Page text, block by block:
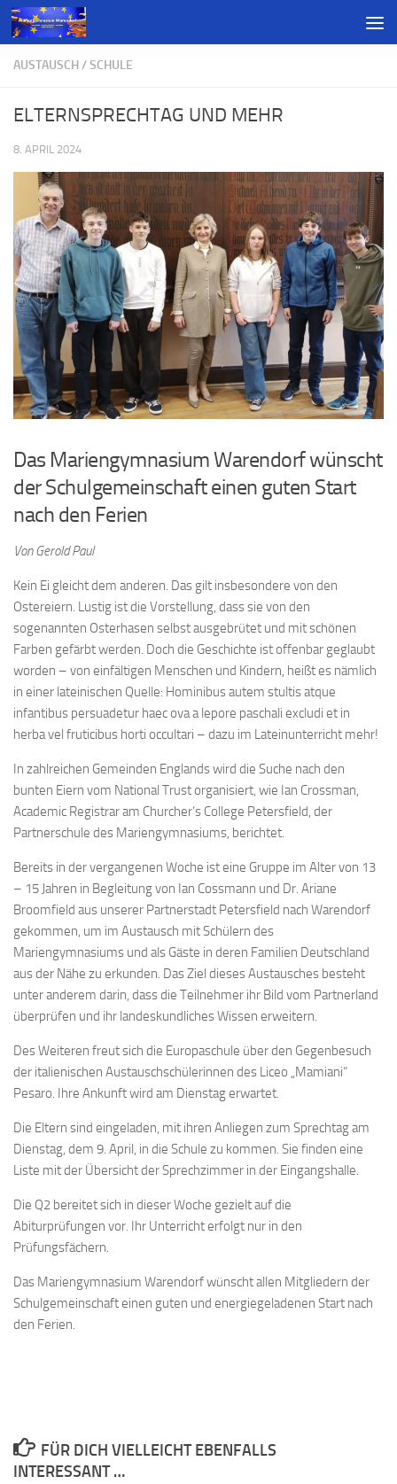
AUSTAUSCH/SCHULE
ELTERNSPRECHTAG UND MEHR
8. APRIL 2024
Das Mariengymnasium Warendorf wünscht
der Schulgemeinschaft einen guten Start
nach den Ferien
Von Gerold Paul
Kein Ei gleicht dem anderen. Das gilt insbesondere von den
Ostereiern. Lustig ist die Vorstellung, dass sie von den
sogenannten Osterhasen selbst ausgebrütet und mit schönen
Farben gefärbt werden. Doch die Geschichte ist offenbar geglaubt
worden – von einfältigen Menschen und Kindern, heißt es nämlich
in einer lateinischen Quelle: Hominibus autem stultis atque
infantibus persuadetur haec ova a lepore paschali excludi et in
herba vel fruticibus horti occultari – dazu im Lateinunterricht mehr!
In zahlreichen Gemeinden Englands wird die Suche nach den
bunten Eiern vom National Trust organisiert, wie Ian Crossman,
Academic Registrar am Churcher’s College Petersfield, der
Partnerschule des Mariengymnasiums, berichtet.
Bereits in der vergangenen Woche ist eine Gruppe im Alter von 13
– 15 Jahren in Begleitung von Ian Cossmann und Dr. Ariane
Broomfield aus unserer Partnerstadt Petersfield nach Warendorf
gekommen, um im Austausch mit Schülern des
Mariengymnasiums und als Gäste in deren Familien Deutschland
aus der Nähe zu erkunden. Das Ziel dieses Austausches besteht
unter anderem darin, dass die Teilnehmer ihr Bild vom Partnerland
überprüfen und ihr landeskundliches Wissen erweitern.
Des Weiteren freut sich die Europaschule über den Gegenbesuch
der italienischen Austauschschülerinnen des Liceo „Mamiani“
Pesaro. Ihre Ankunft wird am Dienstag erwartet.
Die Eltern sind eingeladen, mit ihren Anliegen zum Sprechtag am
Dienstag, dem 9. April, in die Schule zu kommen. Sie finden eine
Liste mit der Übersicht der Sprechzimmer in der Eingangshalle.
Die Q2 bereitet sich in dieser Woche gezielt auf die
Abiturprüfungen vor. Ihr Unterricht erfolgt nur in den
Prüfungsfächern.
Das Mariengymnasium Warendorf wünscht allen Mitgliedern der
Schulgemeinschaft einen guten und energiegeladenen Start nach
den Ferien.
FÜR DICH VIELLEICHT EBENFALLS
INTERESSANT …